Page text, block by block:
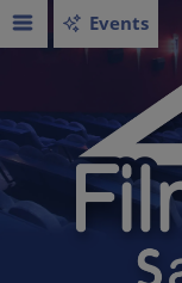
Events